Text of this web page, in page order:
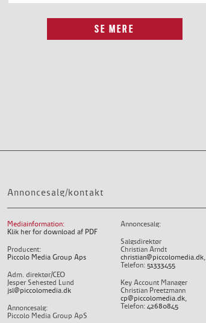
SE MERE
Annoncesalg/kontakt
Mediainformation:
Klik her for download af PDF
Producent:
Piccolo Media Group Aps
Adm. direktør/CEO
Jesper Sehested Lund
jsl@piccolomedia.dk
Annoncesalg:
Piccolo Media Group ApS
Annoncesalg:
Salgsdirektør
Christian Arndt
christian@piccolomedia.dk,
Telefon: 51333455
Key Account Manager
Christian Preetzmann
cp@piccolomedia.dk,
Telefon: 42680845